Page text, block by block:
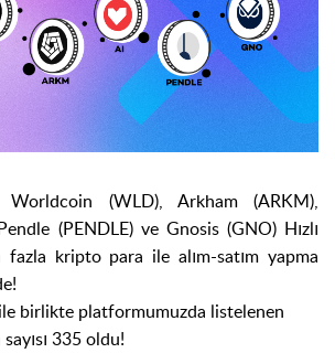
Worldcoin (WLD), Arkham (ARKM),
(PENDLE) ve Gnosis (GNO) Hızlı
fazla kripto para ile alım-satım yapma
birlikte platformumuzda listelenen
335 oldu!